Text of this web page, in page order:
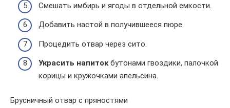
Смешать имбирь и ягоды в отдельной емкости.
Добавить настой в получившееся пюре.
Процедить отвар через сито.
Украсить напитокбутонами гвоздики, палочкой
корицы и кружочками апельсина.
Брусничный отвар с пряностями